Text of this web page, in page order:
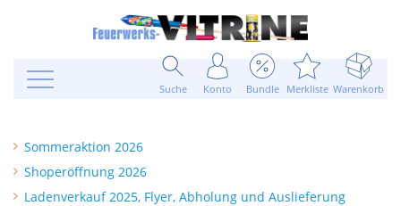
Suche Konto Bundle Merkliste Warenkorb
Sommeraktion 2026
Shoperöffnung 2026
Ladenverkauf 2025, Flyer, Abholung und Auslieferung